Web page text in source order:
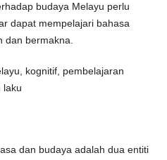
budaya Melayu perlu
dapat mempelajari bahasa
dan bermakna.
kognitif, pembelajaran
laku
dan budaya adalah dua entiti